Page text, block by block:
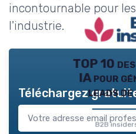
incontournable pour
l'industrie.
TOP 10
IA pour
leads
B2B
Téléchargez